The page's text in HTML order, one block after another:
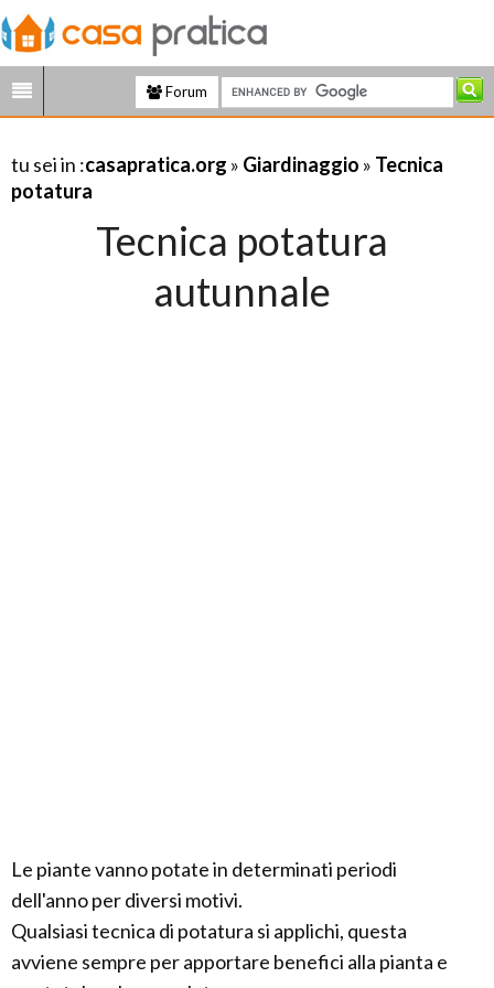
Forum
tu sei in :casapratica.org » Giardinaggio » Tecnica
potatura
Tecnica potatura
autunnale
Le piante vanno potate in determinati periodi
dell'anno per diversi motivi.
Qualsiasi tecnica di potatura si applichi, questa
avviene sempre per apportare benefici alla pianta e